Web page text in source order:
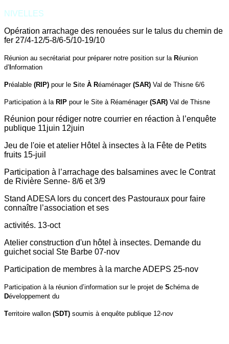
NIVELLES
Opération arrachage des renouées sur le talus du chemin de
fer 27/4-12/5-8/6-5/10-19/10
Réunion au secrétariat pour préparer notre position sur la Réunion
d’ nformation
Préalable (RIP) pour le Site À Réaménager (SAR) Val de Thisne 6/6
Participation à la RIP pour le Site à Réaménager (SAR) Val de Thisne
Réunion pour rédiger notre courrier en réaction à l’enquête
publique 11juin 12juin
Jeu de l'oie et atelier Hôtel à insectes à la Fête de Petits
fruits 15-juil
Participation à l’arrachage des balsamines avec le Contrat
de Rivière Senne- 8/6 et 3/9
Stand ADESA lors du concert des Pastouraux pour faire
connaître l’association et ses
activités. 13-oct
Atelier construction d'un hôtel à insectes. Demande du
guichet social Ste Barbe 07-nov
Participation de membres à la marche ADEPS 25-nov
Participation à la réunion d’information sur le projet de Schéma de
Développement du
Territoire wallon (SDT) soumis à enquête publique 12-nov